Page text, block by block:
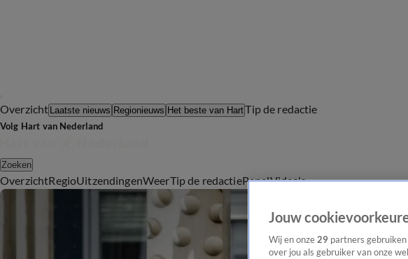
Overzicht Laatste nieuws Regionieuws Het beste van HartTip de redactie
Volg Hart van Nederland
Zoeken
OverzichtRegioUitzendingenWeerTip de redactiePanelVideo's
Jouw
Wij en onze 29 partners
over jou als gebruiker van onze